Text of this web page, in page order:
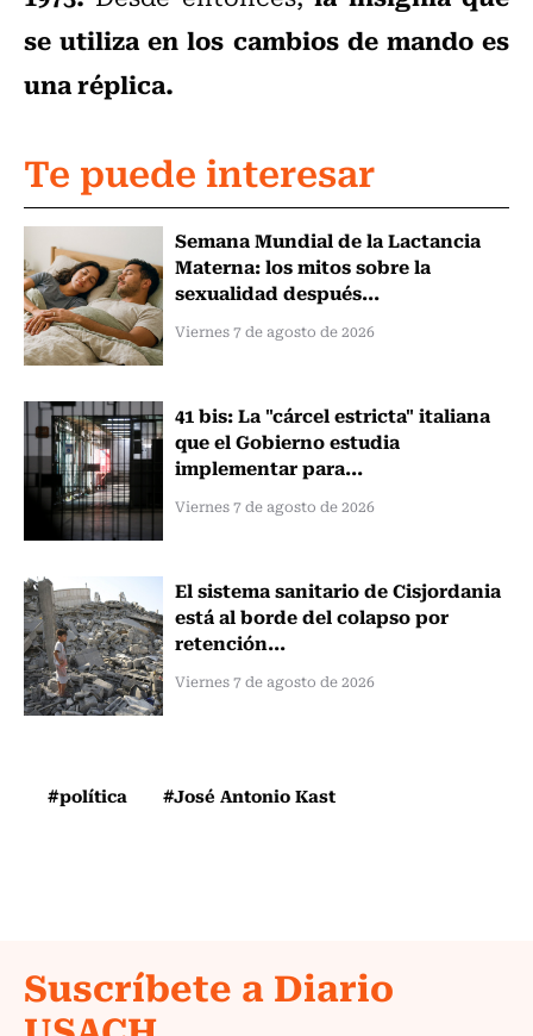
se utiliza en los cambios de mando es
una réplica.
Te puede interesar
Semana Mundial de la Lactancia
Materna: los mitos sobre la
sexualidad después...
Viernes 7 de agosto de 2026
41 bis: La "cárcel estricta" italiana
que el Gobierno estudia
implementar para...
Viernes 7 de agosto de 2026
El sistema sanitario de Cisjordania
está al borde del colapso por
retención...
Viernes 7 de agosto de 2026
#política #José Antonio Kast